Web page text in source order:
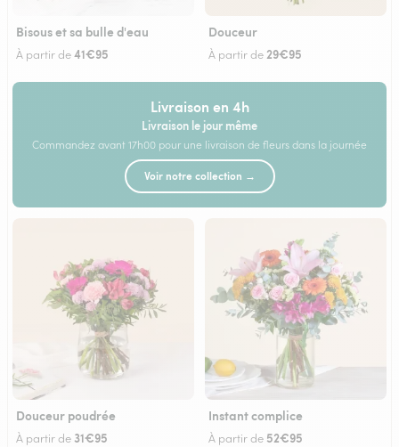
Bisous et sa bulle d'eau
À partir de41€95
Douceur
À partir de29€95
Livraison en 4h
Livraison le jour même
Commandez avant 17h00 pour une livraison de fleurs dans la journée
Voir notre collection →
Douceur poudrée
À partir de 31€95
Instant complice
À partir de 52€95